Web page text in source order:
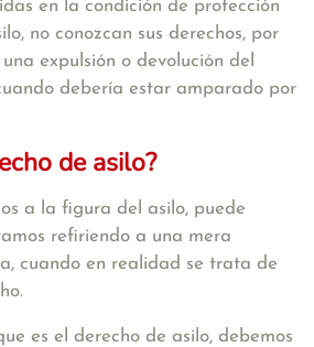
en la condición de protección
no conozcan sus derechos, por
expulsión o devolución del
debería estar amparado por
de asilo?
a la figura del asilo, puede
refiriendo a una mera
cuando en realidad se trata de
.
es el derecho de asilo, debemos